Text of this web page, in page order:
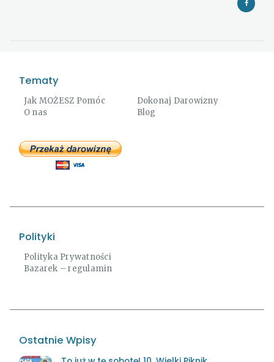
Tematy
Jak MOŻESZ Pomóc
Dokonaj Darowizny
O nas
Blog
Polityki
Polityka Prywatności
Bazarek – regulamin
Ostatnie Wpisy